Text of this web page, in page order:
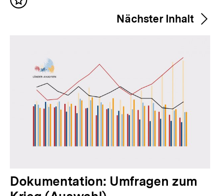
r
:
Inhalt
Nächster Inhalt
N
Dokumentation: Umfragen zum